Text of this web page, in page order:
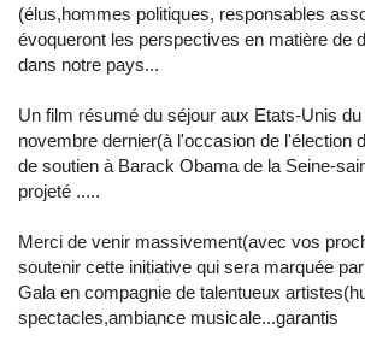
(élus,hommes politiques, responsables
évoqueront les perspectives en matière de
dans notre pays...
Un film résumé du séjour aux Etats-Unis
novembre dernier(à l'occasion de l'élection
de soutien à Barack Obama de la Seine-
projeté .....
Merci de venir massivement(avec vos
soutenir cette initiative qui sera marquée
Gala en compagnie de talentueux
spectacles,ambiance musicale...garantis